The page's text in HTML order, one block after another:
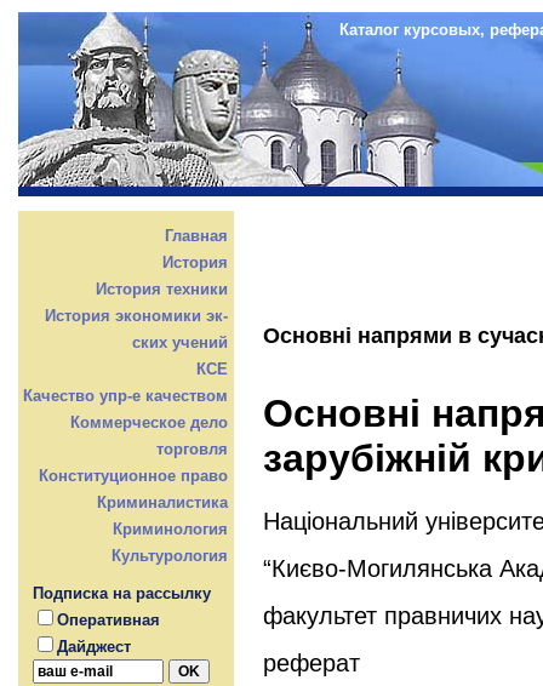
Каталог курсовых,
Главная
История
История техники
История экономики эк-
ских учений
КСЕ
Качество упр-е качеством
Коммерческое дело
торговля
Конституционное право
Криминалистика
Криминология
Культурология
Подписка на рассылку
Оперативная
Дайджест
Основні напрями в
Основні
зарубіжній
Національний
“Києво-Могилянська
факультет правничих
реферат